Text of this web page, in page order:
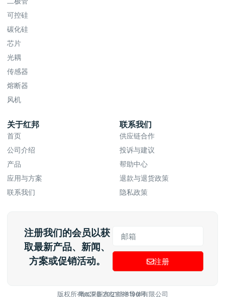
可控硅
碳化硅
芯片
光耦
传感器
熔断器
风机
关于红邦
首页
公司介绍
产品
应用与方案
联系我们
联系我们
供应链合作
投诉与建议
帮助中心
退款与退货政策
隐私政策
注册我们的会员以获
取最新产品、新闻、
方案或促销活动。
注册
版权所有@深圳市红邦半导体有限公司
粤ICP备2021088196号